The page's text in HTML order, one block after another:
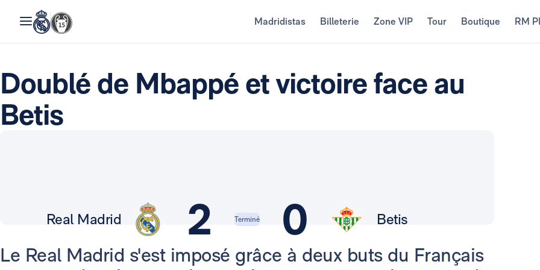
Madridistas Billeterie Zone VIP Tour Boutique RM
Doublé de Mbappé et victoire face au
Betis
2 0
Real Madrid Terminé Betis
Le Real Madrid s'est imposé grâce à deux buts du Français